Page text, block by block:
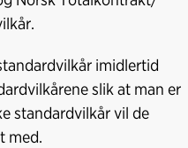
imidlertid
slik at man er
standardvilkår vil de
med.